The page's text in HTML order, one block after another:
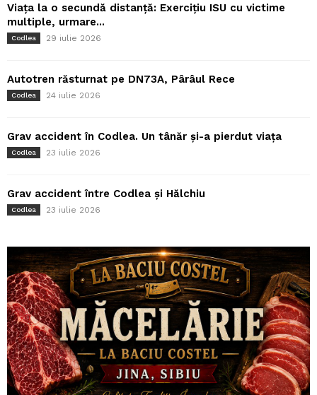
Viața la o secundă distanță: Exercițiu ISU cu victime
multiple, urmare...
Codlea 29 iulie 2026
Autotren răsturnat pe DN73A, Pârâul Rece
Codlea 24 iulie 2026
Grav accident în Codlea. Un tânăr și-a pierdut viața
Codlea 23 iulie 2026
Grav accident între Codlea și Hălchiu
Codlea 23 iulie 2026